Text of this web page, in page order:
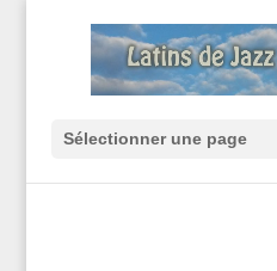
Sélectionner une page